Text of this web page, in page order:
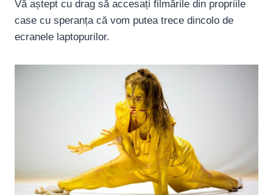
Vă aștept cu drag să accesați filmările din propriile
case cu speranța că vom putea trece dincolo de
ecranele laptopurilor.